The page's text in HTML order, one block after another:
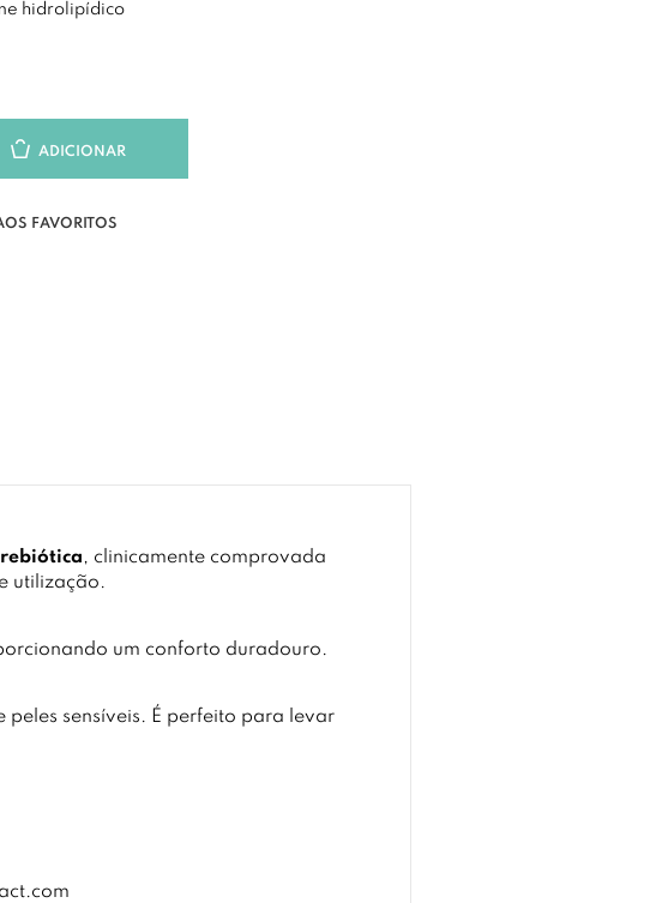
hidrolipídico
ADICIONAR
FAVORITOS
, clinicamente comprovada
utilização.
um conforto duradouro.
sensíveis. É perfeito para levar